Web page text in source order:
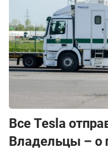
Все Tesla
Владельцы – о